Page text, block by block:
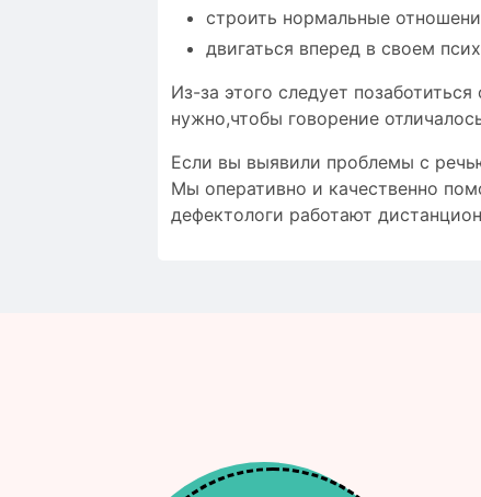
строить нормальные
двигаться вперед в своем
Из-за этого следует
нужно,чтобы говорение
Если вы выявили проблемы с
Мы оперативно и качественно
дефектологи работают